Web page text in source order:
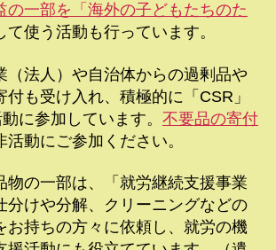
の一部を「海外の子どもたちのた
て使う活動も行っています。
（法人）や自治体からの過剰品や
も受け入れ、積極的に「CSR」
に参加しています。 不要品の寄付
活動にご参加ください。
物の一部は、「就労継続支援事業
分けや分解、クリーニングなどの
お持ちの方々に依頼し、就労の機